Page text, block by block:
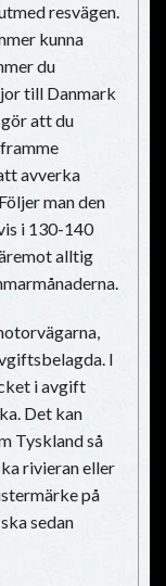
resvägen.
kunna
du
till Danmark
att du
avverka
man den
i 130-140
alltig
I
i avgift
Det kan
Tyskland så
rivieran eller
på
sedan